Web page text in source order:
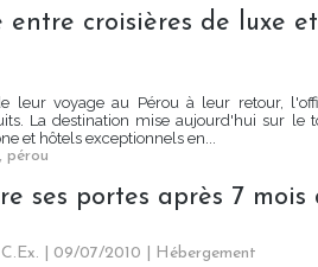
croisières de luxe
leur voyage au Pérou à leur retour,
La destination mise aujourd'hui sur le
et hôtels exceptionnels en...
, pérou
ses portes après 7 mois
C.Ex. | 09/07/2010
Hébergement